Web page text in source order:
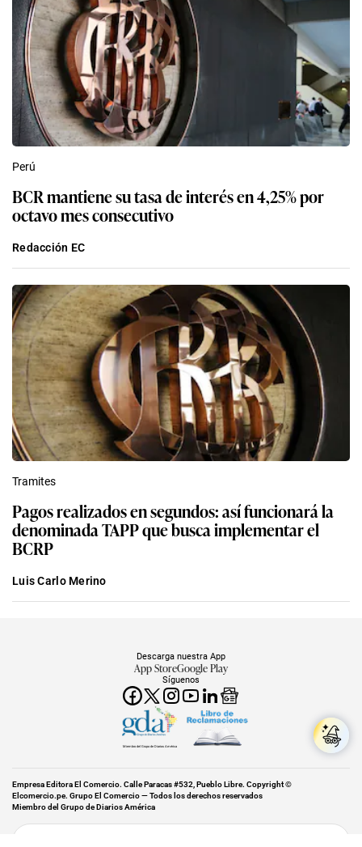
Perú
BCR mantiene su tasa de interés en 4,25% por
octavo mes consecutivo
Redacción EC
Tramites
Pagos realizados en segundos: así funcionará la
denominada TAPP que busca implementar el
BCRP
Luis Carlo Merino
Síguenos
Descarga nuestra App
App StoreGoogle Play
Miembro del Grupo de Diarios América
Empresa Editora El Comercio. Calle Paracas #532, Pueblo Libre. Copyright ©
Elcomercio.pe. Grupo El Comercio — Todos los derechos reservados
Miembro del Grupo de Diarios América